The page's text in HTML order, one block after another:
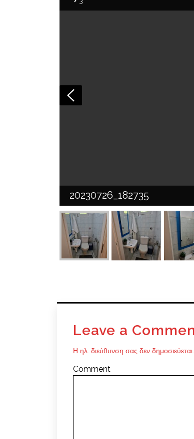
20230726_182735
Leave a
Η ηλ. διεύθυνση σας δεν δημοσιεύεται.
Comment